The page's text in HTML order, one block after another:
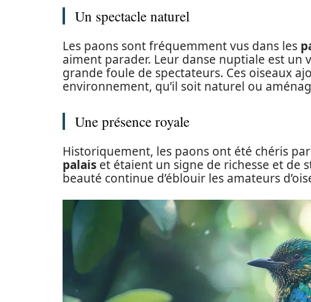
Un spectacle naturel
Les paons sont fréquemment vus dans les
aiment parader. Leur danse nuptiale est
grande foule de spectateurs. Ces oiseaux
environnement, qu’il soit naturel ou
Une présence royale
Historiquement, les paons ont été chéris
palais et étaient un signe de richesse et de
beauté continue d’éblouir les amateurs